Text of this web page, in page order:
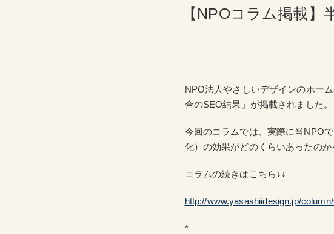
【NPOコラム掲載
NPO法人やさしいデザインのホー
合のSEO結果」が掲載されました。
今回のコラムでは、実際に当NPO
化）の効果がどのくらいあったのか
コラムの続きはこちら↓↓
http://www.yasashiidesign.jp/
*